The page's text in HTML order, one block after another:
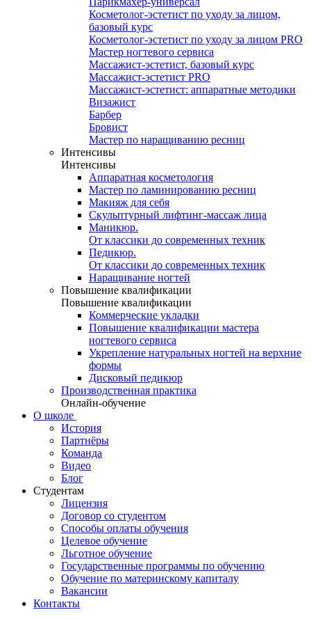
Косметолог-эстетист по уходу за лицом,
базовый курс
Косметолог-эстетист по уходу за лицом PRO
Мастер ногтевого сервиса
Массажист-эстетист, базовый курс
Массажист-эстетист PRO
Массажист-эстетист: аппаратные методики
Визажист
Барбер
Бровист
Мастер по наращиванию ресниц
Интенсивы
Интенсивы
Аппаратная косметология
Мастер по ламинированию ресниц
Макияж для себя
Скульптурный лифтинг-массаж лица
Маникюр.
От классики до современных техник
Педикюр.
От классики до современных техник
Наращивание ногтей
Повышение квалификации
Повышение квалификации
Коммерческие укладки
Повышение квалификации мастера
ногтевого сервиса
Укрепление натуральных ногтей на верхние
формы
Дисковый педикюр
Производственная практика
Онлайн-обучение
О школе
История
Партнёры
Команда
Видео
Блог
Студентам
Лицензия
Договор со студентом
Способы оплаты обучения
Целевое обучение
Льготное обучение
Государственные программы по обучению
Обучение по материнскому капиталу
Вакансии
Контакты